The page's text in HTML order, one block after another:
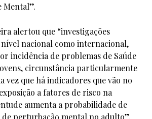
Mental”.
alertou que “investigações
nacional como internacional,
incidência de problemas de Saúde
circunstância particularmente
vez que há indicadores que vão no
a fatores de risco na
aumenta a probabilidade de
perturbação mental no adulto”.